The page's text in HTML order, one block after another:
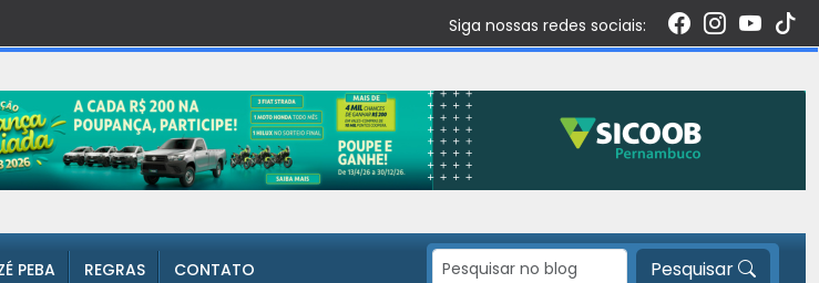
Siga nossas redes sociais:
PEBA REGRAS CONTATO Pesquisar